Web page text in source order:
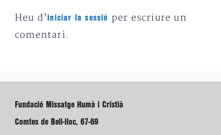
Heu d'iniciar la sessió
per escriure un
comentari.
Fundació Missatge Humà i Cristià
Comtes de Bell-lloc, 67-69